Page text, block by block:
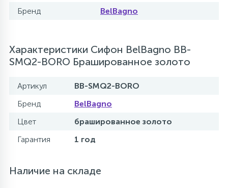
Бренд BelBagno
Характеристики Сифон BelBagno BB-
SMQ2-BORO Брашированное золото
Артикул
BB-SMQ2-BORO
Бренд
BelBagno
Цвет
брашированное золото
Гарантия
1 год
Наличие на складе